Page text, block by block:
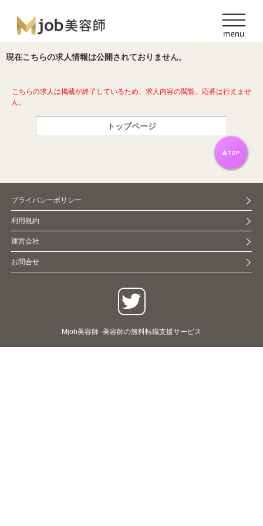
現在こちらの求人情報は公開されておりません。
こちらの求人は掲載が終了しているため、求人内容の閲覧、応募は行えませ
ん。
トップページ
プライバシーポリシー
利用規約
運営会社
お問合せ
Mjob美容師 -美容師の無料転職支援サービス